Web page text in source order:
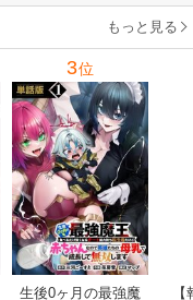
もっと見る
3位
生後0ヶ月の最強魔